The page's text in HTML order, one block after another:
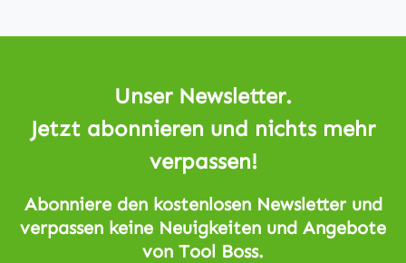
Unser Newsletter.
Jetzt abonnieren und nichts mehr
verpassen!
Abonniere den kostenlosen Newsletter und
verpassen keine Neuigkeiten und Angebote
von Tool Boss.